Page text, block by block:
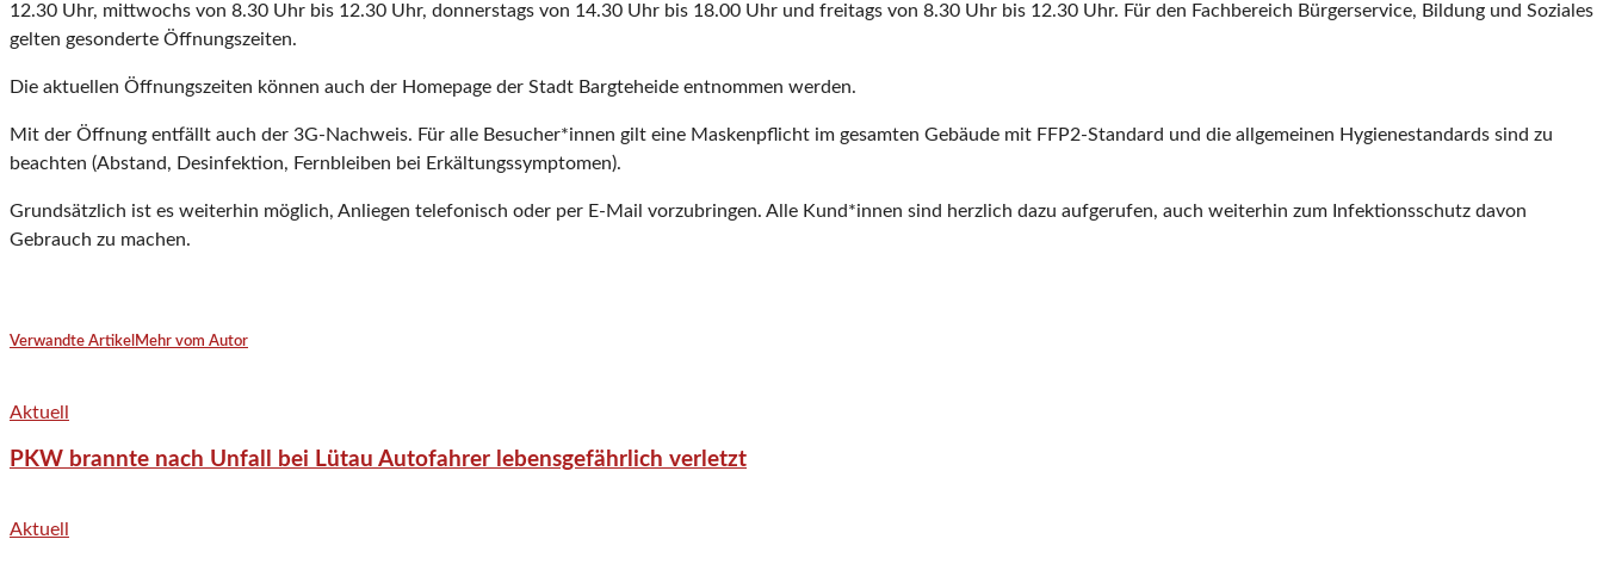
12.30 Uhr, mittwochs von 8.30 Uhr bis 12.30 Uhr, donnerstags von 14.30 Uhr bis 18.00 Uhr und freitags von 8.30 Uhr bis 12.30 Uhr. Für den Fachbereich Bürgerservice, Bildung und Soziales
gelten gesonderte Öffnungszeiten.
Die aktuellen Öffnungszeiten können auch der Homepage der Stadt Bargteheide entnommen werden.
Mit der Öffnung entfällt auch der 3G-Nachweis. Für alle Besucher*innen gilt eine Maskenpflicht im gesamten Gebäude mit FFP2-Standard und die allgemeinen Hygienestandards sind zu
beachten (Abstand, Desinfektion, Fernbleiben bei Erkältungssymptomen).
Grundsätzlich ist es weiterhin möglich, Anliegen telefonisch oder per E-Mail vorzubringen. Alle Kund*innen sind herzlich dazu aufgerufen, auch weiterhin zum Infektionsschutz davon
Gebrauch zu machen.
Verwandte Artikel Mehr vom Autor
Aktuell
PKW brannte nach Unfall bei Lütau Autofahrer lebensgefährlich verletzt
Aktuell